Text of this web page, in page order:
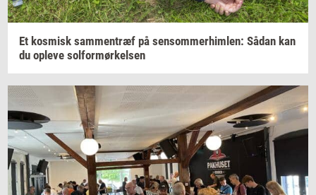
Et kos­misk sam­men­træf på sen­som­mer­him­len: Sådan kan
du op­le­ve sol­for­mør­kel­sen